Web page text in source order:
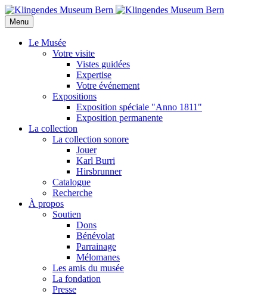
Menu
Le Musée
Votre visite
Vistes guidées
Expertise
Votre événement
Expositions
Exposition spéciale "Anno 1811"
Exposition permanente
La collection
La collection sonore
Jouer
Karl Burri
Hirsbrunner
Catalogue
Recherche
À propos
Soutien
Dons
Bénévolat
Parrainage
Mélomanes
Les amis du musée
La fondation
Presse